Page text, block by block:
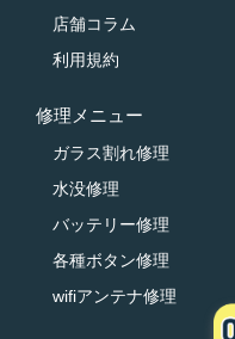
店舗コラム
利用規約
修理メニュー
ガラス割れ修理
水没修理
バッテリー修理
各種ボタン修理
wifiアンテナ修理